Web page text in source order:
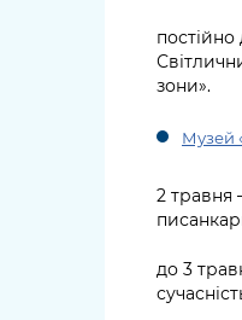
зони».
Музей
2 травня
до 3